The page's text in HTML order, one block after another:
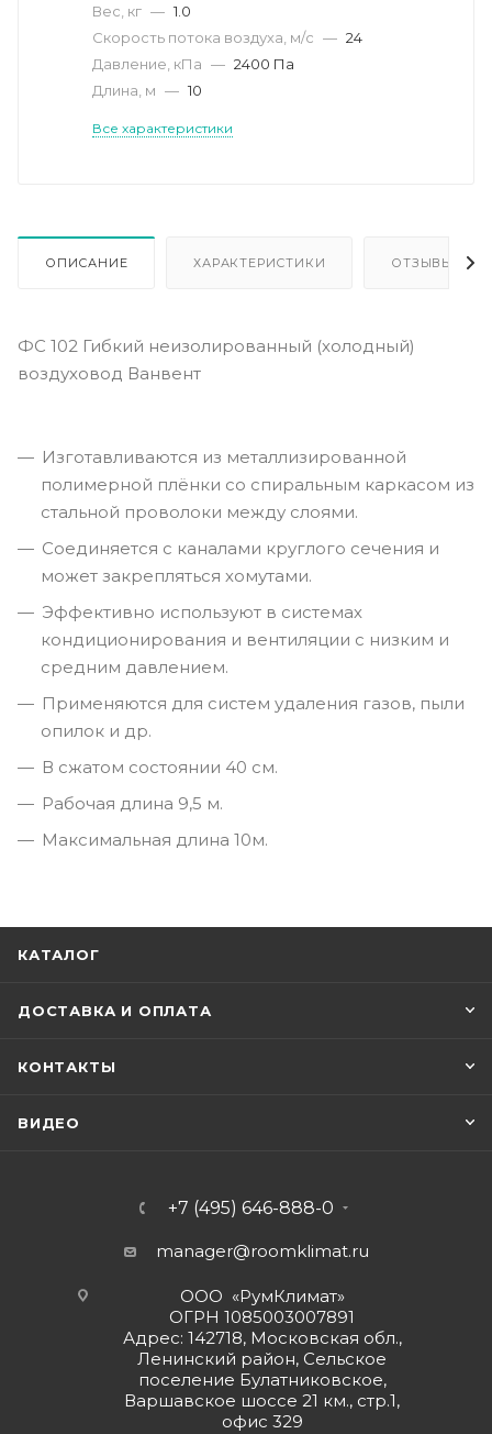
Вес, кг — 1.0
Скорость потока воздуха, м/с — 24
Давление, кПа — 2400 Па
Длина, м — 10
Все характеристики
ОПИСАНИЕ ХАРАКТЕРИСТИКИ ОТЗЫВЫ
ФС 102 Гибкий неизолированный (холодный)
воздуховод Ванвент
Изготавливаются из металлизированной
полимерной плёнки со спиральным каркасом из
стальной проволоки между слоями.
Соединяется с каналами круглого сечения и
может закрепляться хомутами.
Эффективно используют в системах
кондиционирования и вентиляции с низким и
средним давлением.
Применяются для систем удаления газов, пыли
опилок и др.
В сжатом состоянии 40 см.
Рабочая длина 9,5 м.
Максимальная длина 10м.
КАТАЛОГ
ДОСТАВКА И ОПЛАТА
КОНТАКТЫ
ВИДЕО
+7 (495) 646-888-0
manager@roomklimat.ru
ООО «РумКлимат»
ОГРН 1085003007891
Адрес: 142718, Московская обл.,
Ленинский район, Сельское
поселение Булатниковское,
Варшавское шоссе 21 км., стр.1,
офис 329